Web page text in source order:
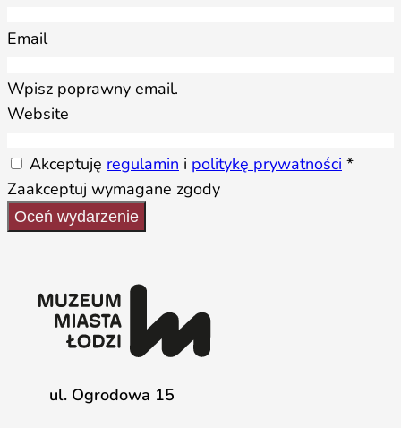
Email
Wpisz poprawny email.
Website
Akceptuję regulamin i politykę prywatności *
Zaakceptuj wymagane zgody
Oceń wydarzenie
ul. Ogrodowa 15